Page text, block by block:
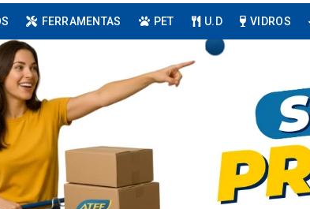
FERRAMENTAS PET U.D VIDROS